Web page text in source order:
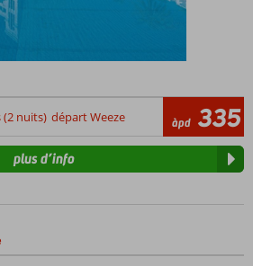
(2 nuits) départ Weeze àpd 335
plus d’info